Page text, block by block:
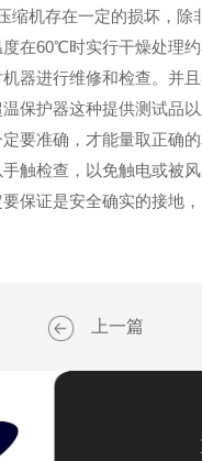
缩机存在一定的损坏，除
在60℃时实行干燥处理
器进行维修和检查。并
保护器这种提供测试品
要准确，才能量取正确的
触检查，以免触电或被风
保证是安全确实的接地，
上一篇